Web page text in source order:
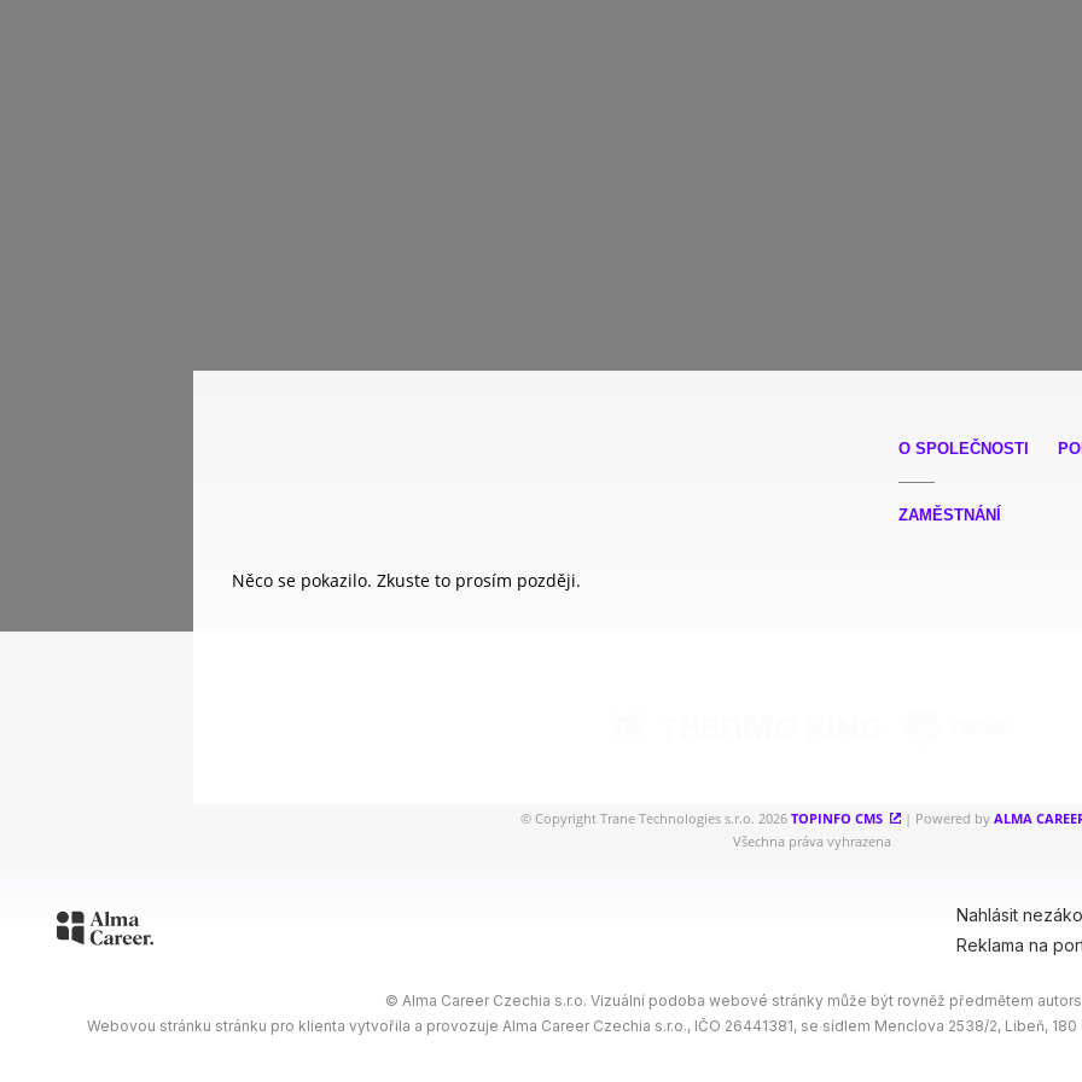
O SPOLEČNOSTI
ZAMĚSTNÁNÍ
Něco se pokazilo. Zkuste to prosím později.
© Copyright Trane Technologies s.r.o. 2026 TOPINFO CMS | Powered by ALMA
Všechna práva vyhrazena
Nahlásit
Reklama na
© Alma Career Czechia s.r.o. Vizuální podoba webové stránky může být rovněž předmětem
Webovou stránku stránku pro klienta vytvořila a provozuje Alma Career Czechia s.r.o., IČO 26441381, se sídlem Menclova 2538/2, Libeň,